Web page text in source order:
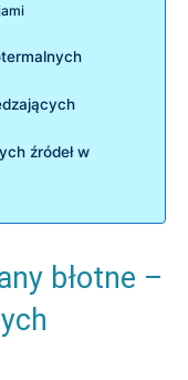
źródeł w
błotne –